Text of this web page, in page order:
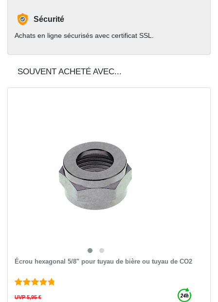
Sécurité
Achats en ligne sécurisés avec certificat SSL.
SOUVENT ACHETÉ AVEC...
Écrou hexagonal 5/8" pour tuyau de bière ou tuyau de CO2
UVP 5,95 €